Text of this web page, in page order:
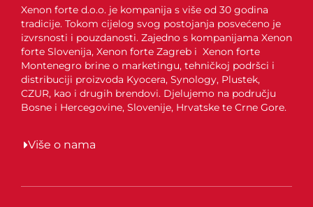
Xenon forte d.o.o. je kompanija s više od 30 godina
tradicije. Tokom cijelog svog postojanja posvećeno je
izvrsnosti i pouzdanosti. Zajedno s kompanijama Xenon
forte Slovenija, Xenon forte Zagreb i Xenon forte
Montenegro brine o marketingu, tehničkoj podršci i
distribuciji proizvoda Kyocera, Synology, Plustek,
CZUR, kao i drugih brendovi. Djelujemo na području
Bosne i Hercegovine, Slovenije, Hrvatske te Crne Gore.
Više o nama